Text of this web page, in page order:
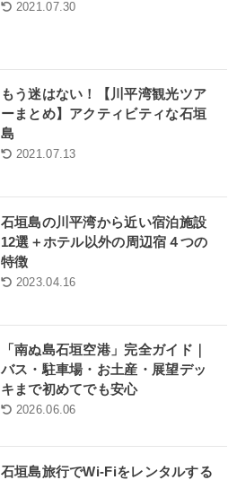
2021.07.30
もう迷はない！【川平湾観光ツア
ーまとめ】アクティビティな石垣
島
2021.07.13
石垣島の川平湾から近い宿泊施設
12選＋ホテル以外の周辺宿４つの
特徴
2023.04.16
「南ぬ島石垣空港」完全ガイド｜
バス・駐車場・お土産・展望デッ
キまで初めてでも安心
2026.06.06
石垣島旅行でWi-Fiをレンタルする